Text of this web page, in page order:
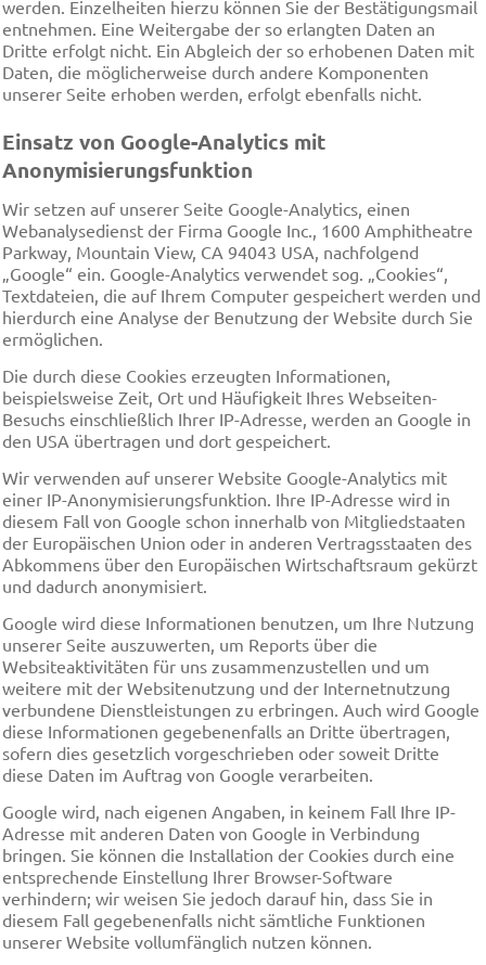
werden. Einzelheiten hierzu können Sie der Bestätigungsmail
entnehmen. Eine Weitergabe der so erlangten Daten an
Dritte erfolgt nicht. Ein Abgleich der so erhobenen Daten mit
Daten, die möglicherweise durch andere Komponenten
unserer Seite erhoben werden, erfolgt ebenfalls nicht.
Einsatz von Google-Analytics mit
Anonymisierungsfunktion
Wir setzen auf unserer Seite Google-Analytics, einen
Webanalysedienst der Firma Google Inc., 1600 Amphitheatre
Parkway, Mountain View, CA 94043 USA, nachfolgend
„Google“ ein. Google-Analytics verwendet sog. „Cookies“,
Textdateien, die auf Ihrem Computer gespeichert werden und
hierdurch eine Analyse der Benutzung der Website durch Sie
ermöglichen.
Die durch diese Cookies erzeugten Informationen,
beispielsweise Zeit, Ort und Häufigkeit Ihres Webseiten-
Besuchs einschließlich Ihrer IP-Adresse, werden an Google in
den USA übertragen und dort gespeichert.
Wir verwenden auf unserer Website Google-Analytics mit
einer IP-Anonymisierungsfunktion. Ihre IP-Adresse wird in
diesem Fall von Google schon innerhalb von Mitgliedstaaten
der Europäischen Union oder in anderen Vertragsstaaten des
Abkommens über den Europäischen Wirtschaftsraum gekürzt
und dadurch anonymisiert.
Google wird diese Informationen benutzen, um Ihre Nutzung
unserer Seite auszuwerten, um Reports über die
Websiteaktivitäten für uns zusammenzustellen und um
weitere mit der Websitenutzung und der Internetnutzung
verbundene Dienstleistungen zu erbringen. Auch wird Google
diese Informationen gegebenenfalls an Dritte übertragen,
sofern dies gesetzlich vorgeschrieben oder soweit Dritte
diese Daten im Auftrag von Google verarbeiten.
Google wird, nach eigenen Angaben, in keinem Fall Ihre IP-
Adresse mit anderen Daten von Google in Verbindung
bringen. Sie können die Installation der Cookies durch eine
entsprechende Einstellung Ihrer Browser-Software
verhindern; wir weisen Sie jedoch darauf hin, dass Sie in
diesem Fall gegebenenfalls nicht sämtliche Funktionen
unserer Website vollumfänglich nutzen können.